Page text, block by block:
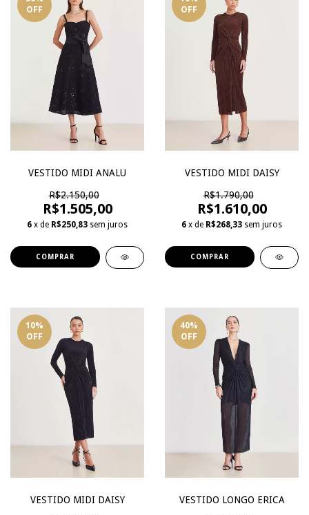
OFF
VESTIDO MIDI ANALU
R$2.150,00
R$1.505,00
6 x de R$250,83 sem juros
COMPRAR
OFF
VESTIDO MIDI DAISY
R$1.790,00
R$1.610,00
6 x de R$268,33 sem juros
COMPRAR
10%
OFF
VESTIDO MIDI DAISY
40%
OFF
VESTIDO LONGO ERICA